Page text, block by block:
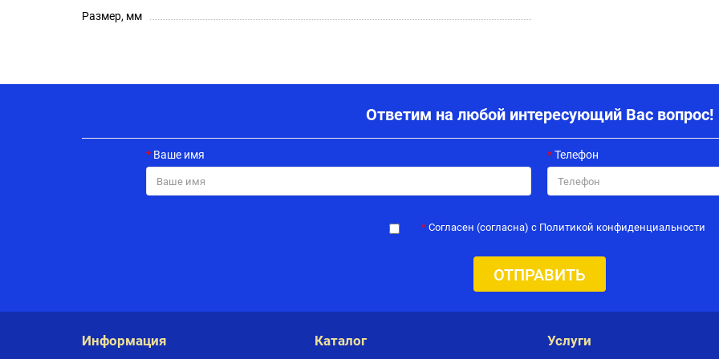
Размер, мм
Ответим на любой интересующий Вас вопрос!
Ваше имя Телефон
Согласен (согласна) с Политикой конфиденциальности
ОТПРАВИТЬ
Информация Каталог Услуги